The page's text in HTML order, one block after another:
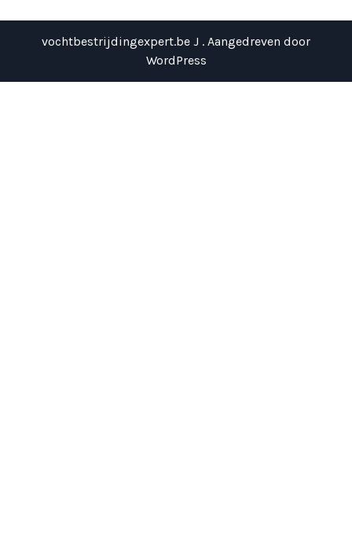
vochtbestrijdingexpert.be J . Aangedreven door
WordPress